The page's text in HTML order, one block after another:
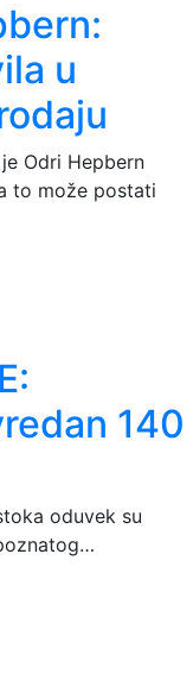
u
Odri Hepbern
to može postati
140
oduvek su